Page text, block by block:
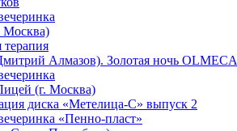
Москва)
терапия
Алмазов). Золотая ночь OLMECA
(г. Москва)
диска «Метелица-С» выпуск 2
«Пенно-пласт»